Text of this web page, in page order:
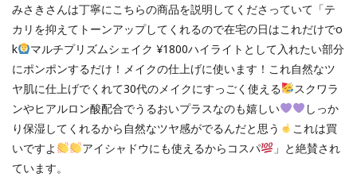
みさきさんは丁寧にこちらの商品を説明してくださっていて「テ
カリを抑えてトーンアップしてくれるので在宅の日はこれだけでo
k
マルチプリズムシェイク ¥1800ハイライトとして入れたい部分
にポンポンするだけ！メイクの仕上げに使います！これ自然なツ
ヤ肌に仕上げでくれて30代のメイクにすっごく使える
スクワラ
ンやヒアルロン酸配合でうるおいプラスなのも嬉しい
しっか
り保湿してくれるから自然なツヤ感がでるんだと思う
これは買
いですよ
アイシャドウにも使えるからコスパ
」と絶賛され
ています。